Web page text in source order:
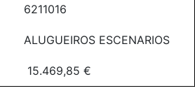
6211016
ALUGUEIROS ESCENARIOS
15.469,85 €